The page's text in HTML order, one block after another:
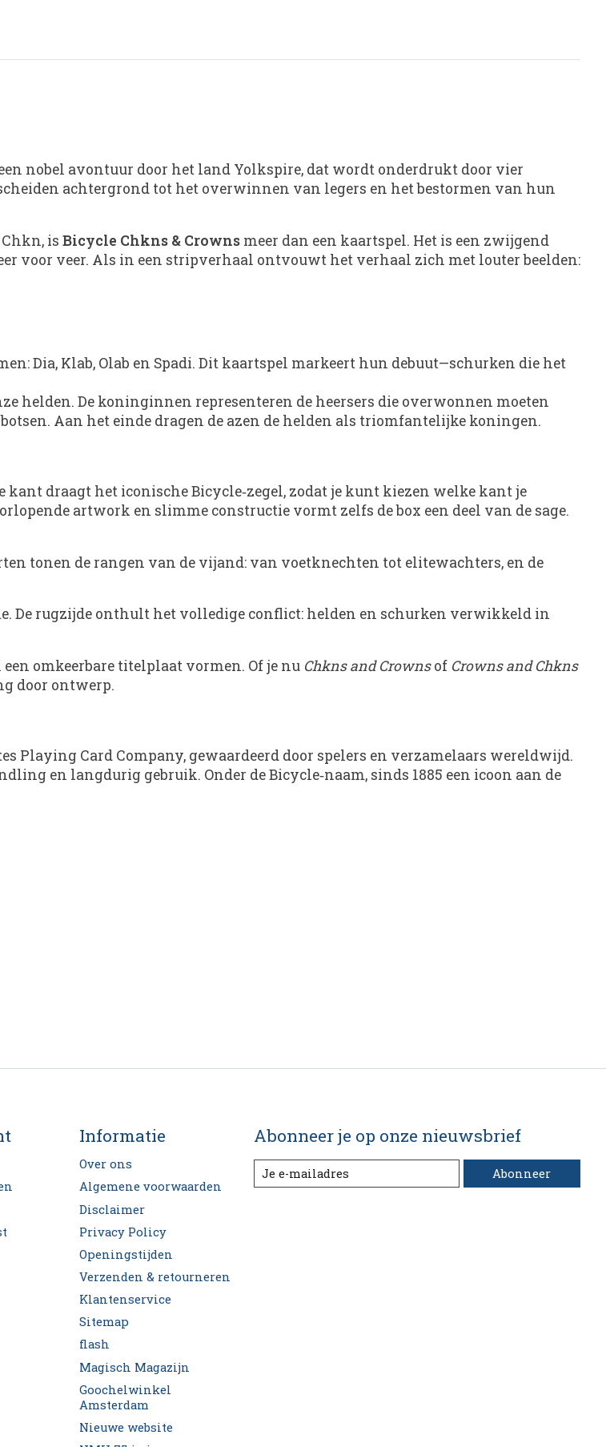
nobel avontuur door het land Yolkspire, dat wordt onderdrukt door vier
achtergrond tot het overwinnen van legers en het bestormen van hun
is Bicycle Chkns & Crowns meer dan een kaartspel. Het is een zwijgend
voor veer. Als in een stripverhaal ontvouwt het verhaal zich met louter beelden:
Dia, Klab, Olab en Spadi. Dit kaartspel markeert hun debuut—schurken die het
helden. De koninginnen representeren de heersers die overwonnen moeten
Aan het einde dragen de azen de helden als triomfantelijke koningen.
draagt het iconische Bicycle‑zegel, zodat je kunt kiezen welke kant je
artwork en slimme constructie vormt zelfs de box een deel van de sage.
tonen de rangen van de vijand: van voetknechten tot elitewachters, en de
De rugzijde onthult het volledige conflict: helden en schurken verwikkeld in
omkeerbare titelplaat vormen. Of je nu Chkns and Crownsof Crowns and Chkns
door ontwerp.
Playing Card Company, gewaardeerd door spelers en verzamelaars wereldwijd.
en langdurig gebruik. Onder de Bicycle‑naam, sinds 1885 een icoon aan de
Informatie
Over ons
Algemene voorwaarden
Disclaimer
Privacy Policy
Openingstijden
Verzenden & retourneren
Klantenservice
Sitemap
flash
Magisch Magazijn
Goochelwinkel
Amsterdam
Nieuwe website
Abonneer je op onze nieuwsbrief
Abonneer